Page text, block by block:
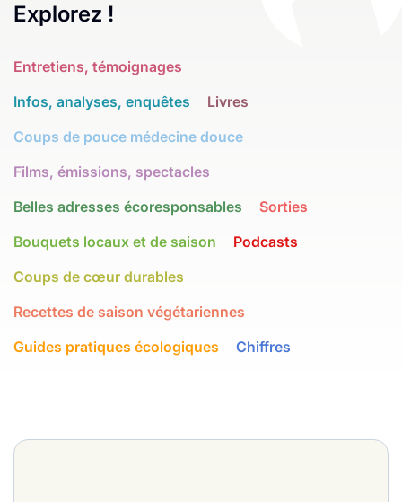
Explorez !
Entretiens, témoignages
Infos, analyses, enquêtes
Livres
Coups de pouce médecine douce
Films, émissions, spectacles
Belles adresses écoresponsables
Sorties
Bouquets locaux et de saison
Podcasts
Coups de cœur durables
Recettes de saison végétariennes
Guides pratiques écologiques
Chiffres